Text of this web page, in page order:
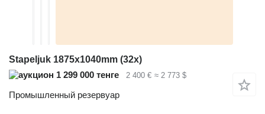
Stapeljuk 1875x1040mm (32x)
1 299 000 тенге
2 400 € ≈ 2 773 $
Промышленный резервуар